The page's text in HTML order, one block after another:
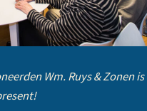
Wm. Ruys & Zonen